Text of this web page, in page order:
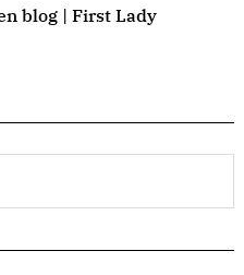
blog | First Lady